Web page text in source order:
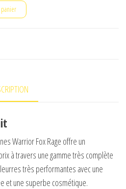
Warrior Fox Rage offre un
à travers une gamme très complète
très performantes avec une
et une superbe cosmétique.